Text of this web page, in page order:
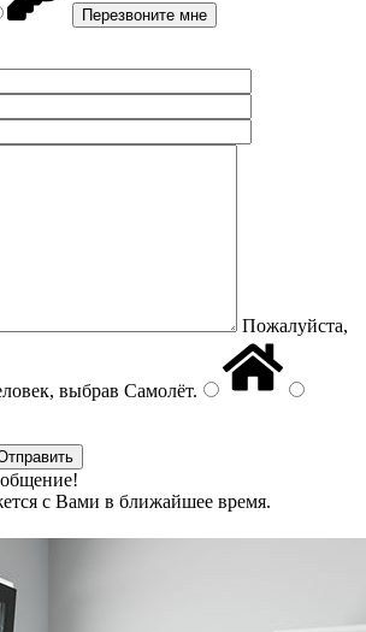
Пожалуйста,
выбрав Самолёт.
с Вами в ближайшее время.